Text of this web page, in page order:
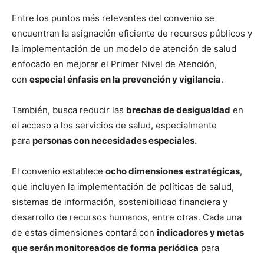
Entre los puntos más relevantes del convenio se
encuentran la asignación eficiente de recursos públicos y
la implementación de un modelo de atención de salud
enfocado en mejorar el Primer Nivel de Atención,
con especial énfasis en la prevención y vigilancia.
También, busca reducir las brechas de desigualdad en
el acceso a los servicios de salud, especialmente
para personas con necesidades especiales.
El convenio establece ocho dimensiones estratégicas,
que incluyen la implementación de políticas de salud,
sistemas de información, sostenibilidad financiera y
desarrollo de recursos humanos, entre otras. Cada una
de estas dimensiones contará con indicadores y metas
que serán monitoreados de forma periódica para